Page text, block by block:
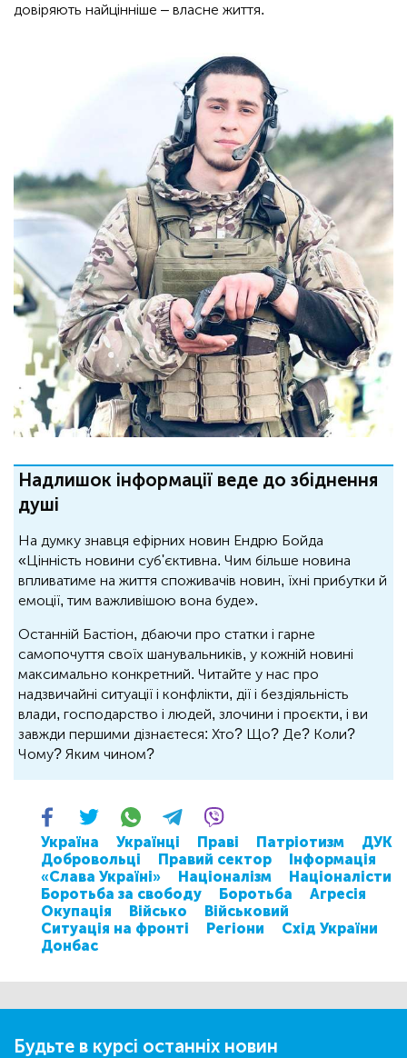
довіряють найцінніше – власне життя.
Надлишок інформації веде до збіднення
душі
На думку знавця ефірних новин Ендрю Бойда
«Цінність новини суб'єктивна. Чим більше новина
впливатиме на життя споживачів новин, їхні прибутки й
емоції, тим важливішою вона буде».
Останній Бастіон, дбаючи про статки і гарне
самопочуття своїх шанувальників, у кожній новині
максимально конкретний. Читайте у нас про
надзвичайні ситуації і конфлікти, дії і бездіяльність
влади, господарство і людей, злочини і проєкти, і ви
завжди першими дізнаєтеся: Хто? Що? Де? Коли?
Чому? Яким чином?
Україна Українці Праві Патріотизм
ДУК
Добровольці
Правий сектор
Інформація
«Слава Україні»
Націоналізм
Націоналісти
Боротьба за свободу
Боротьба
Агресія
Окупація
Військо
Військовий
Ситуація на фронті
Регіони
Схід України
Донбас
Будьте в курсі останніх новин